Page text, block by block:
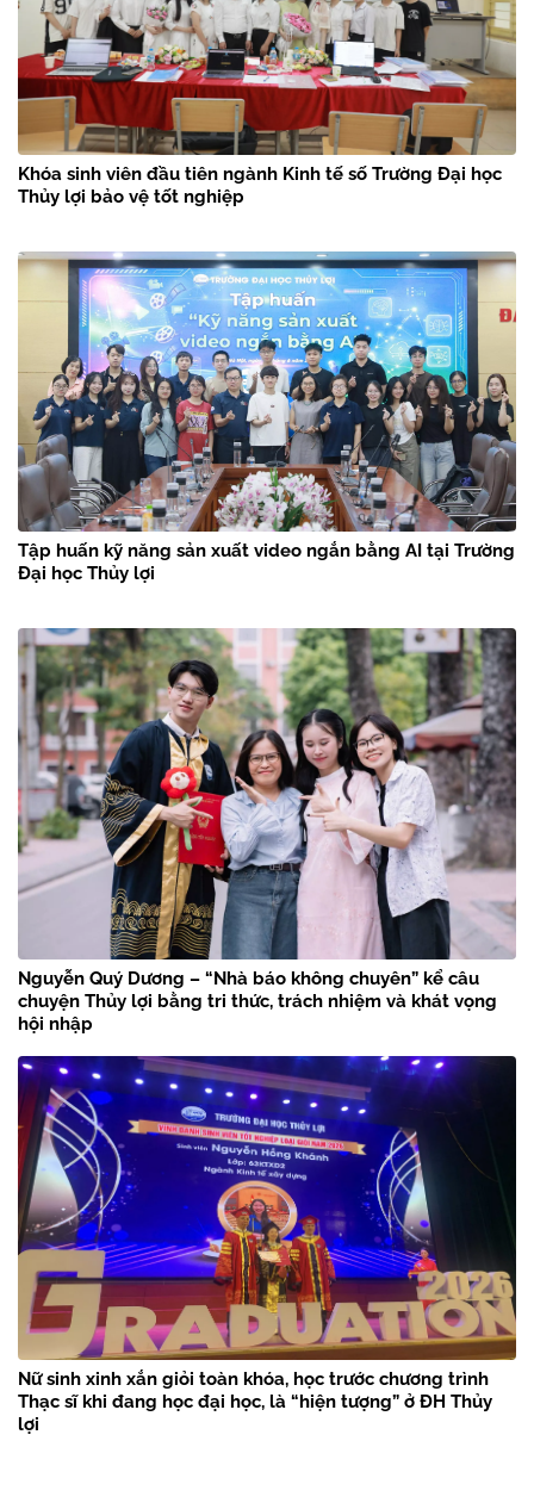
Khóa sinh viên đầu tiên ngành Kinh tế số Trường Đại học
Thủy lợi bảo vệ tốt nghiệp
Tập huấn kỹ năng sản xuất video ngắn bằng AI tại Trường
Đại học Thủy lợi
Nguyễn Quý Dương – “Nhà báo không chuyên” kể câu
chuyện Thủy lợi bằng tri thức, trách nhiệm và khát vọng
hội nhập
Nữ sinh xinh xắn giỏi toàn khóa, học trước chương trình
Thạc sĩ khi đang học đại học, là “hiện tượng” ở ĐH Thủy
lợi